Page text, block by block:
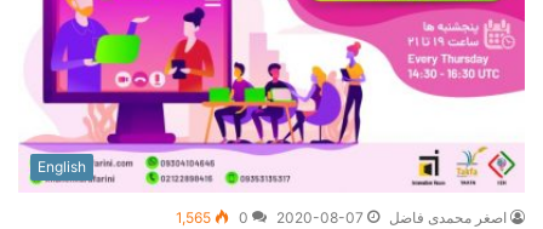
English
اصغر محمدی فاضل 2020-08-07
0
1,565